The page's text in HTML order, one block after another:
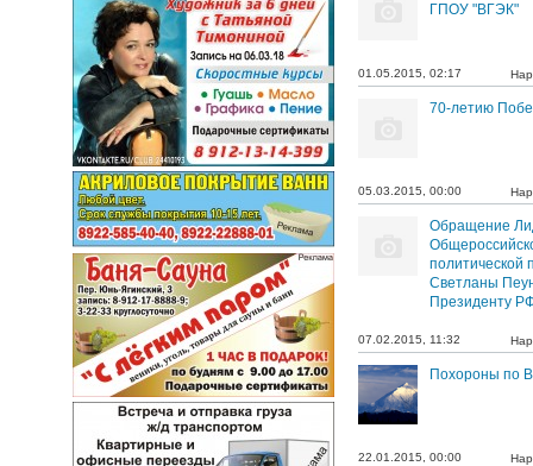
ГПОУ "ВГЭК"
01.05.2015, 02:17
70-летию
05.03.2015, 00:00
Обращение
Светланы
Президенту
07.02.2015, 11:32
Похороны по
22.01.2015, 00:00